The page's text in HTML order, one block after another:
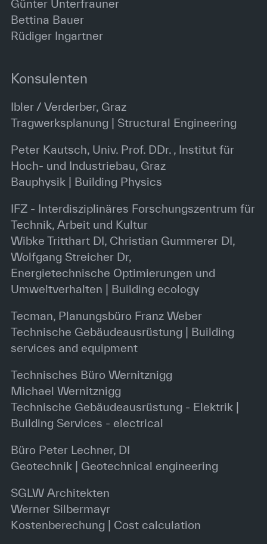
Günter Unterfrauner
Bettina Bauer
Rüdiger Ingartner
Konsulenten
Ibler / Verderber, Graz
Tragwerksplanung | Structural Engineering
Peter Kautsch, Univ. Prof. DDr. , Institut für
Hoch- und Industriebau, Graz
Bauphysik | Building Physics
IFZ - Interdisziplinäres Forschungszentrum für
Technik, Arbeit und Kultur
Wibke Tritthart DI, Christian Gummerer DI,
Wolfgang Streicher Dr,
Energietechnische Optimierungen und
Umweltverhalten | Building ecology
Tecman, Planungsbüro Franz Weber
Technische Gebäudeausrüstung | Building
services and equipment
Technisches Büro Wernitznigg
Michael Wernitznigg
Technische Gebäudeausrüstung - Elektrik |
Building Services - electrical
Büro Peter Lechner, DI
Geotechnik | Geotechnical engineering
SGLW Architekten
Werner Silbermayr
Kostenberechung | Cost calculation